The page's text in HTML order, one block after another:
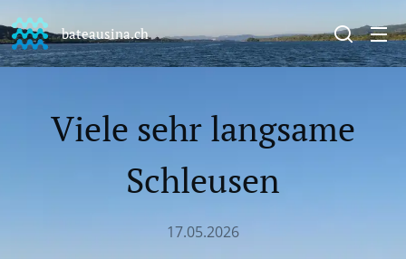
bateausina.ch
Viele sehr langsame
Schleusen
17.05.2026